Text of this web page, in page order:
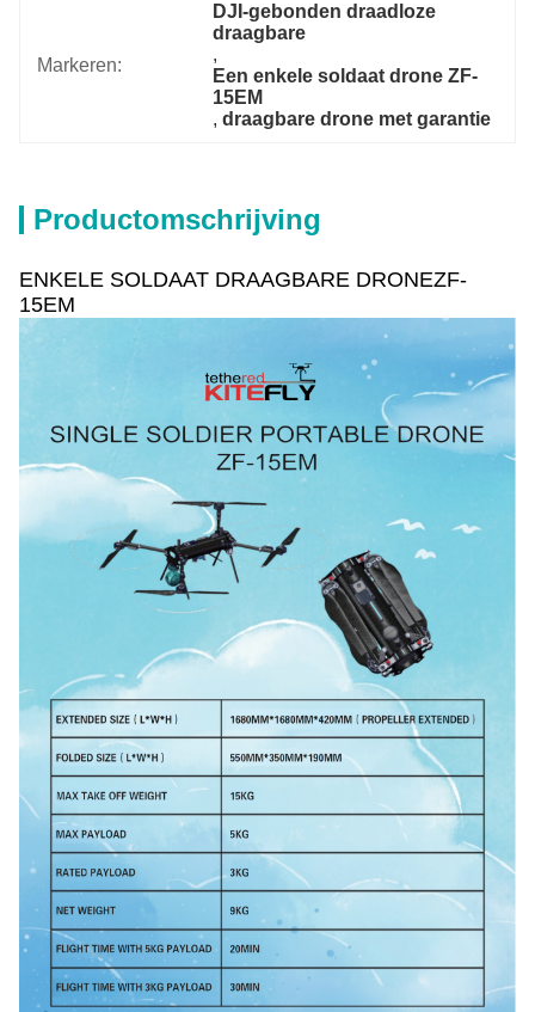
Markeren:
DJI-gebonden draadloze
draagbare
,
Een enkele soldaat drone ZF-
15EM
, draagbare drone met garantie
Productomschrijving
ENKELE SOLDAAT DRAAGBARE DRONEZF-
15EM